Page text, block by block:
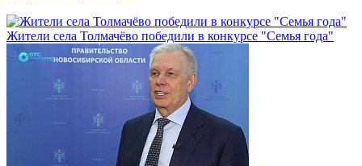
Жители села Толмачёво победили в конкурсе "Семья года"